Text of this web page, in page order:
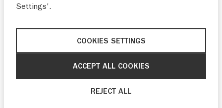
Alles goed
Hoekman
Settings'.
COOKIES SETTINGS
REJECT ALL
ACCEPT ALL COOKIES